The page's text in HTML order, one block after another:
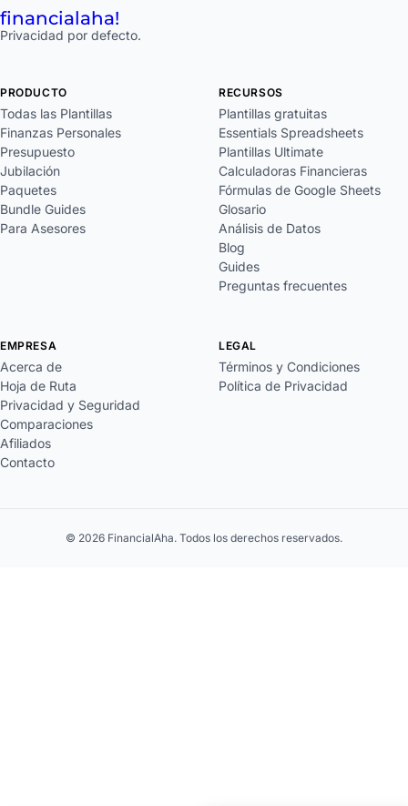
financialaha!
Privacidad por defecto.
PRODUCTO
Todas las Plantillas
Finanzas Personales
Presupuesto
Jubilación
Paquetes
Bundle Guides
Para Asesores
RECURSOS
Plantillas gratuitas
Essentials Spreadsheets
Plantillas Ultimate
Calculadoras Financieras
Fórmulas de Google Sheets
Glosario
Análisis de Datos
Blog
Guides
Preguntas frecuentes
EMPRESA
Acerca de
Hoja de Ruta
Privacidad y Seguridad
Comparaciones
Afiliados
Contacto
LEGAL
Términos y Condiciones
Política de Privacidad
© 2026 FinancialAha. Todos los derechos reservados.